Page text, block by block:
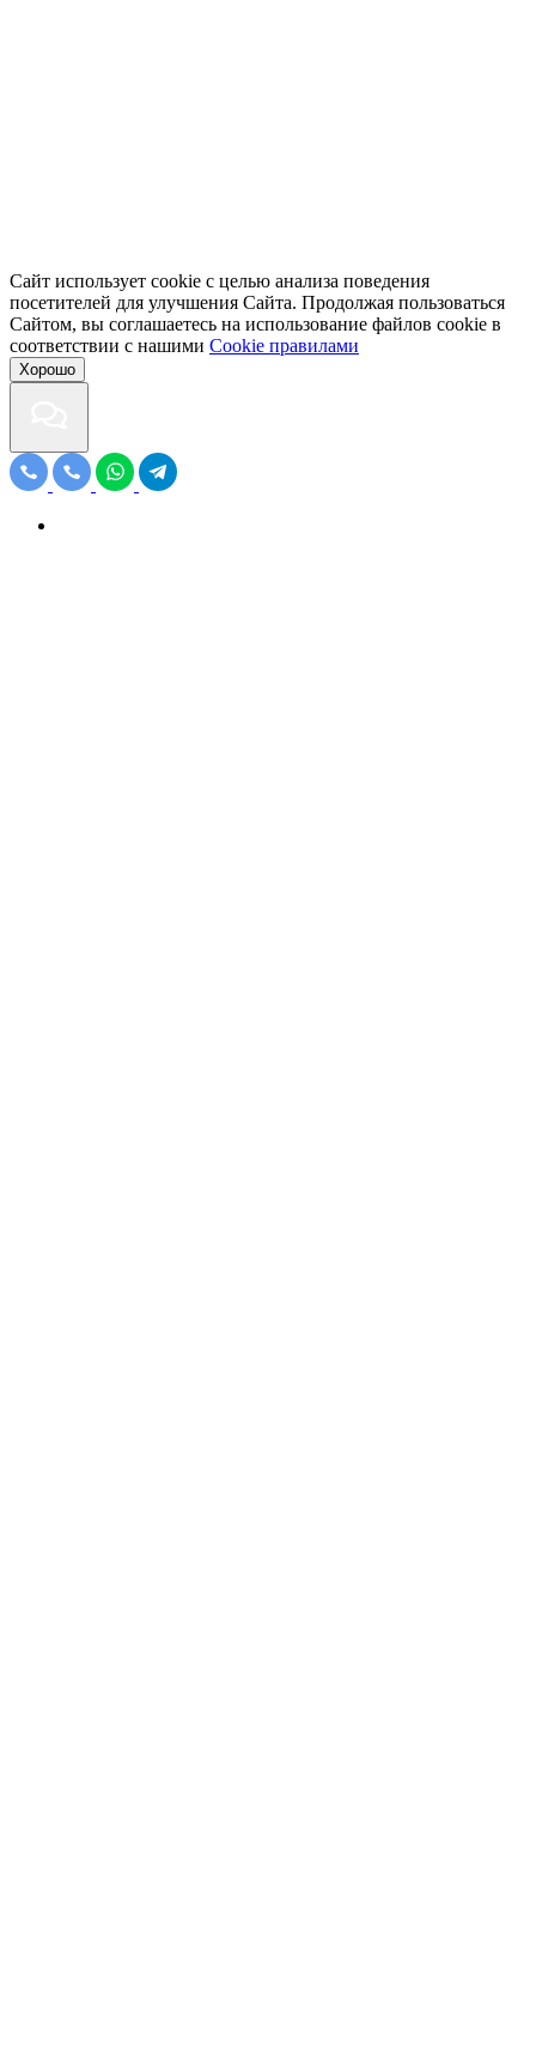
Сайт использует cookie с целью анализа поведения
посетителей для улучшения Сайта. Продолжая пользоваться
Сайтом, вы соглашаетесь на использование файлов cookie в
соответствии с нашими Cookiе правилами
Хорошо